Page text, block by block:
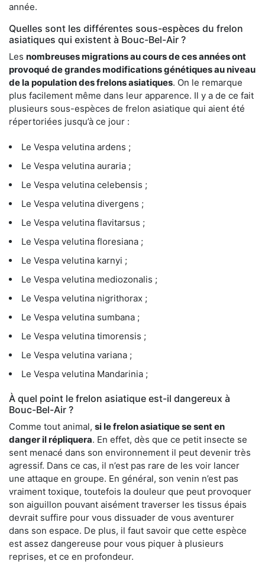
année.
Quelles sont les différentes sous-espèces du frelon
asiatiques qui existent à Bouc-Bel-Air ?
Les nombreuses migrations au cours de ces années ont
provoqué de grandes modifications génétiques au niveau
de la population des frelons asiatiques. On le remarque
plus facilement même dans leur apparence. Il y a de ce fait
plusieurs sous-espèces de frelon asiatique qui aient été
répertoriées jusqu’à ce jour :
Le Vespa velutina ardens ;
Le Vespa velutina auraria ;
Le Vespa velutina celebensis ;
Le Vespa velutina divergens ;
Le Vespa velutina flavitarsus ;
Le Vespa velutina floresiana ;
Le Vespa velutina karnyi ;
Le Vespa velutina mediozonalis ;
Le Vespa velutina nigrithorax ;
Le Vespa velutina sumbana ;
Le Vespa velutina timorensis ;
Le Vespa velutina variana ;
Le Vespa velutina Mandarinia ;
À quel point le frelon asiatique est-il dangereux à
Bouc-Bel-Air ?
Comme tout animal, si le frelon asiatique se sent en
danger il répliquera. En effet, dès que ce petit insecte se
sent menacé dans son environnement il peut devenir très
agressif. Dans ce cas, il n’est pas rare de les voir lancer
une attaque en groupe. En général, son venin n’est pas
vraiment toxique, toutefois la douleur que peut provoquer
son aiguillon pouvant aisément traverser les tissus épais
devrait suffire pour vous dissuader de vous aventurer
dans son espace. De plus, il faut savoir que cette espèce
est assez dangereuse pour vous piquer à plusieurs
reprises, et ce en profondeur.